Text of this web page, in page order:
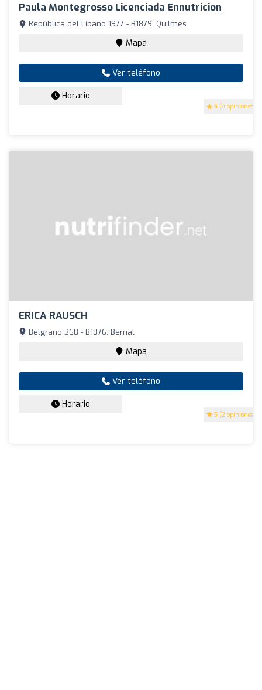
Paula Montegrosso Licenciada Ennutricion
5 (4 opiniones)
República del Líbano 1977 - B1879, Quilmes
Mapa
Ver teléfono
Horario
ERICA RAUSCH
5 (2 opiniones)
Belgrano 368 - B1876, Bernal
Mapa
Ver teléfono
Horario